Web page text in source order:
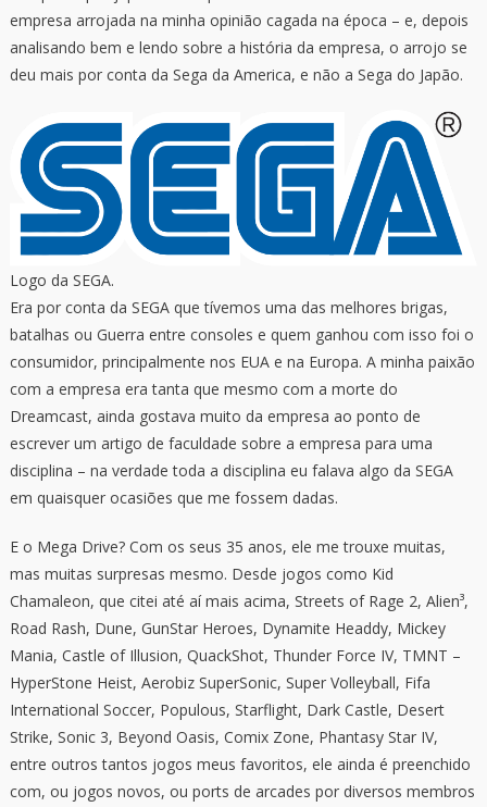
empresa arrojada na minha opinião cagada na época – e, depois
analisando bem e lendo sobre a história da empresa, o arrojo se
deu mais por conta da Sega da America, e não a Sega do Japão.
Logo da SEGA.
Era por conta da SEGA que tívemos uma das melhores brigas,
batalhas ou Guerra entre consoles e quem ganhou com isso foi o
consumidor, principalmente nos EUA e na Europa. A minha paixão
com a empresa era tanta que mesmo com a morte do
Dreamcast, ainda gostava muito da empresa ao ponto de
escrever um artigo de faculdade sobre a empresa para uma
disciplina – na verdade toda a disciplina eu falava algo da SEGA
em quaisquer ocasiões que me fossem dadas.
E o Mega Drive? Com os seus 35 anos, ele me trouxe muitas,
mas muitas surpresas mesmo. Desde jogos como Kid
Chamaleon, que citei até aí mais acima, Streets of Rage 2, Alien³,
Road Rash, Dune, GunStar Heroes, Dynamite Headdy, Mickey
Mania, Castle of Illusion, QuackShot, Thunder Force IV, TMNT –
HyperStone Heist, Aerobiz SuperSonic, Super Volleyball, Fifa
International Soccer, Populous, Starflight, Dark Castle, Desert
Strike, Sonic 3, Beyond Oasis, Comix Zone, Phantasy Star IV,
entre outros tantos jogos meus favoritos, ele ainda é preenchido
com, ou jogos novos, ou ports de arcades por diversos membros